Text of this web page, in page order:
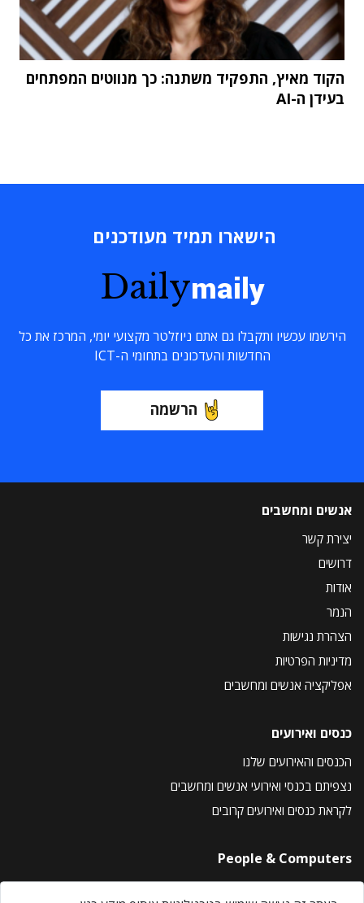
הקוד מאיץ, התפקיד משתנה: כך מנווטים המפתחים
בעידן ה-AI
הישארו תמיד מעודכנים
Dailymaily
הירשמו עכשיו ותקבלו גם אתם ניוזלטר מקצועי יומי, המרכז את כל
החדשות והעדכונים בתחומי ה-ICT
הרשמה
אנשים ומחשבים
יצירת קשר
דרושים
אודות
הנמר
הצהרת נגישות
מדיניות הפרטיות
אפליקציה אנשים ומחשבים
כנסים ואירועים
הכנסים והאירועים שלנו
נצפיתם בכנסי ואירועי אנשים ומחשבים
לקראת כנסים ואירועים קרובים
People & Computers
About Us